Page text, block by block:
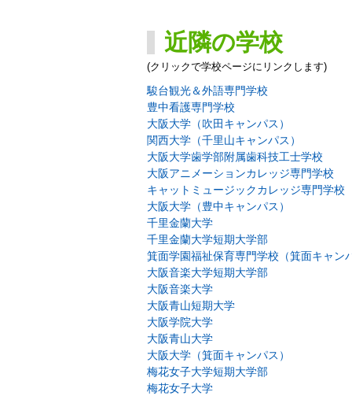
近隣の学校
(クリックで学校ページにリンクします)
駿台観光＆外語専門学校
豊中看護専門学校
大阪大学（吹田キャンパス）
関西大学（千里山キャンパス）
大阪大学歯学部附属歯科技工士学校
大阪アニメーションカレッジ専門学校
キャットミュージックカレッジ専門学校
大阪大学（豊中キャンパス）
千里金蘭大学
千里金蘭大学短期大学部
箕面学園福祉保育専門学校（箕面キャン
大阪音楽大学短期大学部
大阪音楽大学
大阪青山短期大学
大阪学院大学
大阪青山大学
大阪大学（箕面キャンパス）
梅花女子大学短期大学部
梅花女子大学